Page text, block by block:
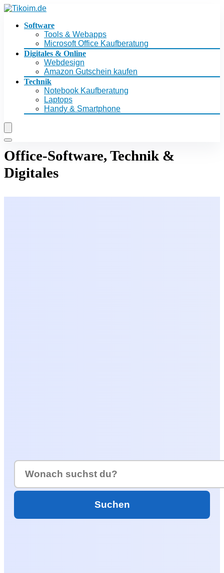
Software
Tools & Webapps
Microsoft Office Kaufberatung
Digitales & Online
Webdesign
Amazon Gutschein kaufen
Technik
Notebook Kaufberatung
Laptops
Handy & Smartphone
Office-Software, Technik &
Digitales
Suchen